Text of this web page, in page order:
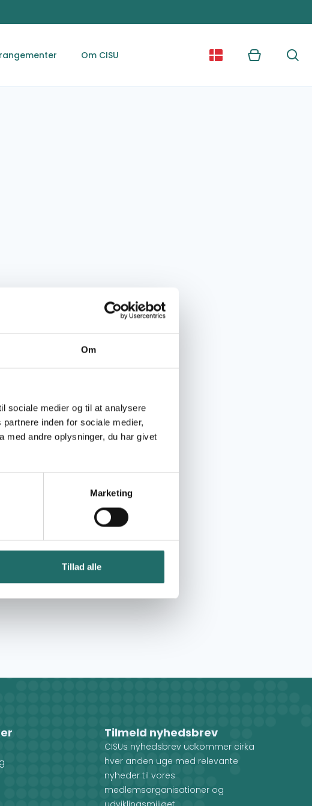
Om
sociale medier og til at analysere
inden for sociale medier,
med andre oplysninger, du har givet
Marketing
Tillad alle
Om CISU Kurv Søg
Tilmeld nyhedsbrev
CISUs nyhedsbrev udkommer cirka
hver anden uge med relevante
nyheder til vores
medlemsorganisationer og